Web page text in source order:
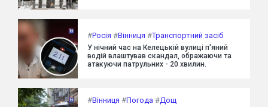
#Росія #Вінниця #Транспортний засіб
У нічний час на Келецькій вулиці п'яний
водій влаштував скандал, ображаючи та
атакуючи патрульних - 20 хвилин.
#Вінниця #Погода #Дощ